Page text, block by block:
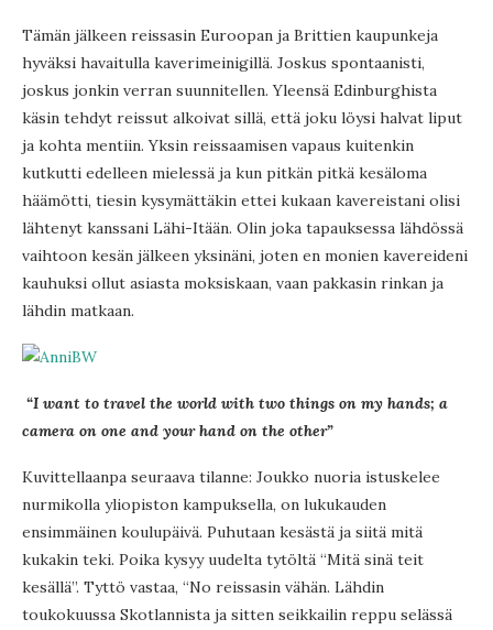
Tämän jälkeen reissasin Euroopan ja Brittien kaupunkeja
hyväksi havaitulla kaverimeinigillä. Joskus spontaanisti,
joskus jonkin verran suunnitellen. Yleensä Edinburghista
käsin tehdyt reissut alkoivat sillä, että joku löysi halvat liput
ja kohta mentiin. Yksin reissaamisen vapaus kuitenkin
kutkutti edelleen mielessä ja kun pitkän pitkä kesäloma
häämötti, tiesin kysymättäkin ettei kukaan kavereistani olisi
lähtenyt kanssani Lähi-Itään. Olin joka tapauksessa lähdössä
vaihtoon kesän jälkeen yksinäni, joten en monien kavereideni
kauhuksi ollut asiasta moksiskaan, vaan pakkasin rinkan ja
lähdin matkaan.
“I want to travel the world with two things on my hands; a
camera on one and your hand on the other”
Kuvittellaanpa seuraava tilanne: Joukko nuoria istuskelee
nurmikolla yliopiston kampuksella, on lukukauden
ensimmäinen koulupäivä. Puhutaan kesästä ja siitä mitä
kukakin teki. Poika kysyy uudelta tytöltä “Mitä sinä teit
kesällä”. Tyttö vastaa, “No reissasin vähän. Lähdin
toukokuussa Skotlannista ja sitten seikkailin reppu selässä